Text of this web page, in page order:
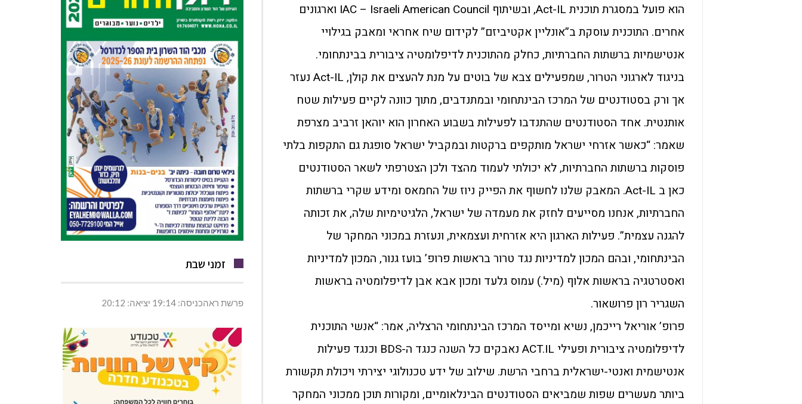
הוא פועל במסגרת תוכנית Act-IL, ובשיתוף IAC – Israeli American Council וארגונים
אחרים. התוכנית עוסקת ב”אונליין אקטיביזם” לקידום שיח אחראי ומאבק בגילויי
אנטישמיות ברשתות החברתיות, כחלק מהתוכנית לדיפלומטיה ציבורית בבינתחומי.
בניגוד לארגוני הטרור, שמפעילים צבא של בוטים על מנת להעצים את קולן, Act-IL נעזר
אך ורק בסטודנטים של המרכז הבינתחומי ובמתנדבים, מתוך כוונה לקיים פעילות שטח
אותנטית. אחד הסטודנטים שהתנדבו לפעילות בשבוע האחרון הוא יוהאן זרביב מצרפת
שאמר: “כאשר אזרחי ישראל מותקפים ברקטות ובמקביל ישראל סופגת גם התקפות בלתי
פוסקות ברשתות החברתיות, לא יכולתי לעמוד מהצד ולכן הצטרפתי לשאר הסטודנטים
כאן ב Act-IL. המאבק שלנו לחשוף את הפייק ניוז של החמאס ומידע שקרי ברשתות
החברתיות, אנחנו מסייעים לחזק את מעמדה של ישראל, הלגיטימיות שלה, את זכותה
להגנה עצמית”. פעילות הארגון היא אזרחית ועצמאית, ונעזרת במכוני המחקר של
הבינתחומי, ובהם המכון למדיניות נגד טרור בראשות פרופ’ בועז גנור, המכון למדיניות
ואסטרטגיה בראשות אלוף (מיל.) עמוס גלעד ומכון אבא אבן לדיפלומטיה בראשות
השגריר רון פרושאור.
פרופ’ אוריאל רייכמן, נשיא ומייסד המרכז הבינתחומי הרצליה, אמר: “אנשי התוכנית
לדיפלומטיה ציבורית ופעילי ACT.IL נאבקים כל השנה כנגד ה-BDS וכנגד פעילות
אנטישמית ואנטי-ישראלית ברחבי הרשת. שילוב של ידע טכנולוגי יצירתי ויכולת תקשורת
ביותר מעשרים שפות שמביאים הסטודנטים הבינלאומיים, ומקורות תוכן ממכוני המחקר
זמני שבת
פרשת ראהכניסה: 19:14 יציאה: 20:12